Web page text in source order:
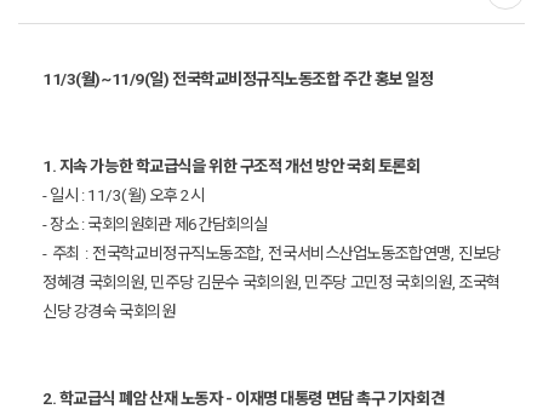
11/3(월)~11/9(일) 전국학교비정규직노동조합 주간 홍보 일정
1. 지속 가능한 학교급식을 위한 구조적 개선 방안 국회 토론회
- 일시 : 11/3(월) 오후 2시
- 장소 : 국회의원회관 제6간담회의실
- 주최 : 전국학교비정규직노동조합, 전국서비스산업노동조합연맹, 진보당
정혜경 국회의원, 민주당 김문수 국회의원, 민주당 고민정 국회의원, 조국혁
신당 강경숙 국회의원
2. 학교급식 폐암 산재 노동자 - 이재명 대통령 면담 촉구 기자회견